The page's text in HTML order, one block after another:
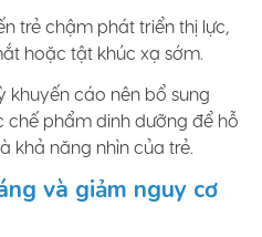
trẻ chậm phát triển thị lực,
hoặc tật khúc xạ sớm.
khuyến cáo nên bổ sung
chế phẩm dinh dưỡng để hỗ
khả năng nhìn của trẻ.
và giảm nguy cơ